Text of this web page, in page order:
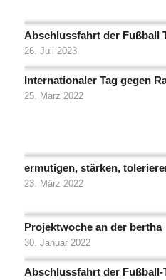
Abschlussfahrt der Fußball
26. Juli 2023
Internationaler Tag gegen
25. März 2022
ermutigen, stärken,
23. März 2022
Projektwoche an der bertha
30. Januar 2022
Abschlussfahrt der